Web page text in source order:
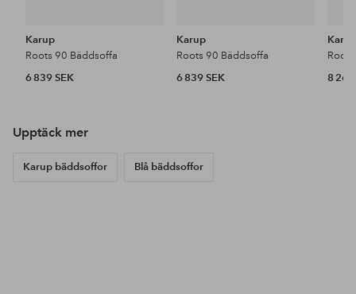
Karup
Roots 90 Bäddsoffa
6 839 SEK
Karup
Roots 90 Bäddsoffa
6 839 SEK
8 269
Upptäck mer
Karup bäddsoffor Blå bäddsoffor